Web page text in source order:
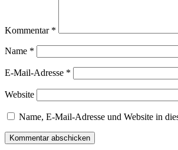
Kommentar *
Name *
E-Mail-Adresse *
Website
Name, E-Mail-Adresse und Website in